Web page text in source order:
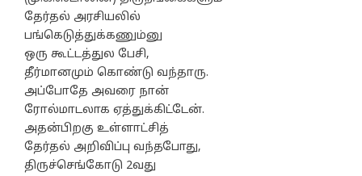
தேர்தல் அரசியலில்
பங்கெடுத்துக்கணும்னு
ஒரு கூட்டத்துல பேசி,
தீர்மானமும் கொண்டு வந்தாரு.
அப்போதே அவரை நான்
ரோல்மாடலாக ஏத்துக்கிட்டேன்.
அதன்பிறகு உள்ளாட்சித்
தேர்தல் அறிவிப்பு வந்தபோது,
திருச்செங்கோடு 2வது